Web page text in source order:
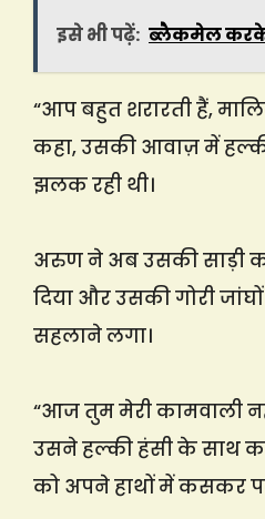
इसे भी पढ़ें: ब्लैकमेल करके
“आप बहुत शरारती हैं,
कहा, उसकी आवाज़ में
झलक रही थी।
अरुण ने अब उसकी साड़ी
दिया और उसकी गोरी
सहलाने लगा।
“आज तुम मेरी कामवाली
उसने हल्की हंसी के साथ
को अपने हाथों में कसकर